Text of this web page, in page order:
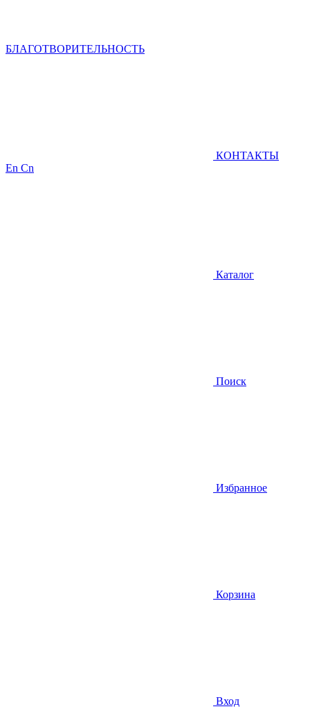
БЛАГОТВОРИТЕЛЬНОСТЬ
КОНТАКТЫ
En Cn
Каталог
Поиск
Избранное
Корзина
Вход